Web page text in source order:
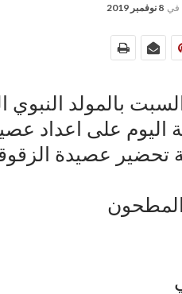
في 8 نوفمبر 2019
بالمولد
اليوم على اعداد
تحضير عصيدة